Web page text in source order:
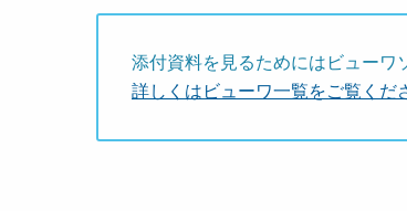
添付資料を見るためにはビューワ
詳しくはビューワ一覧をご覧くだ